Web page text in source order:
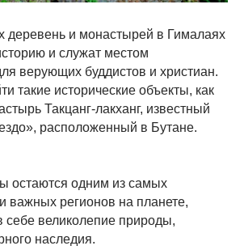
деревень и монастырей в Гималаях
и служат местом
верующих буддистов и христиан.
такие исторические объекты, как
Такцанг-лакханг, известный
расположенный в Бутане.
остаются одним из самых
важных регионов на планете,
великолепие природы,
наследия.